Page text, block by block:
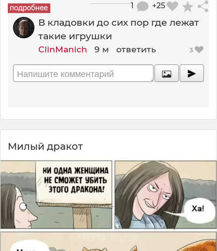
+25
1
В кладовки до сих пор где лежат
такие игрушки
ClinManich 9 м ответить 3
Милый дракот